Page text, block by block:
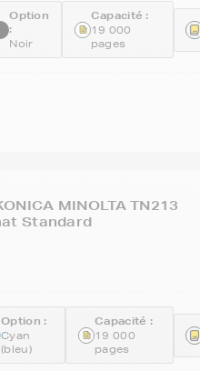
Option
:
Noir
Capacité :
19 000
pages
MINOLTA TN213
Standard
Option :
Cyan
(bleu)
Capacité :
19 000
pages